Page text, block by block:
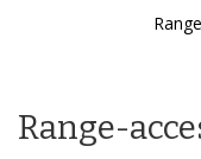
de
la
Range-